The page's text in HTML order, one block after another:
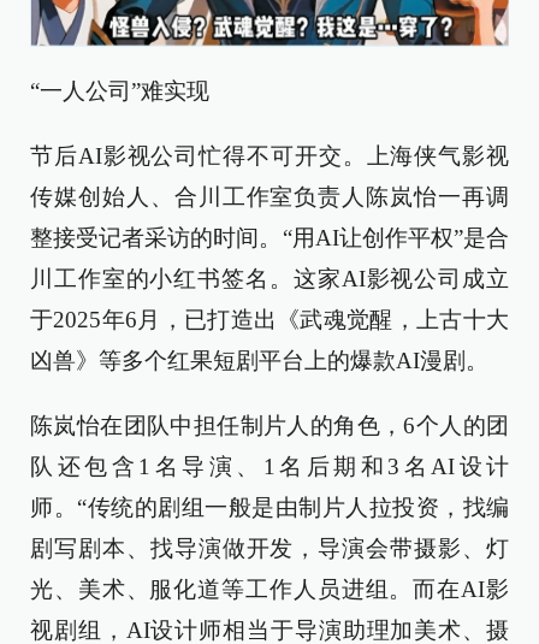
“一人公司”难实现
节后AI影视公司忙得不可开交。上海侠气影视
传媒创始人、合川工作室负责人陈岚怡一再调
整接受记者采访的时间。“用AI让创作平权”是合
川工作室的小红书签名。这家AI影视公司成立
于2025年6月，已打造出《武魂觉醒，上古十大
凶兽》等多个红果短剧平台上的爆款AI漫剧。
陈岚怡在团队中担任制片人的角色，6个人的团
队还包含1名导演、1名后期和3名AI设计
师。“传统的剧组一般是由制片人拉投资，找编
剧写剧本、找导演做开发，导演会带摄影、灯
光、美术、服化道等工作人员进组。而在AI影
视剧组，AI设计师相当于导演助理加美术、摄